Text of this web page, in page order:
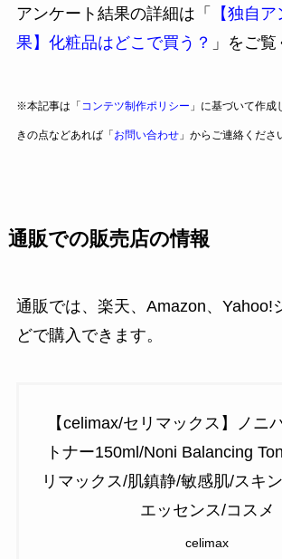
アンケート結果の詳細は「
【独自
果】化粧品はどこで買う？ 」をご覧
※本記事は「コンテツ制作ポリシー 」に基づいて作
きの点などあれば「お問い合わせ」からご連絡くださ
通販での販売店の情報
通販では、楽天、Amazon、Yahoo!
どで購入できます。
【celimax/セリマックス】ノニ
トナー150ml/Noni Balancing
リマックス/肌鎮静/敏感肌/スキ
エッセンス/コスメ
celimax